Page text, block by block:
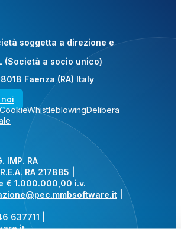
soggetta a direzione e
(Società a socio unico)
Faenza (RA) Italy
CookieWhistleblowingDelibera
IMP. RA
RA 217885 |
€ 1.000.000,00 i.v.
637711